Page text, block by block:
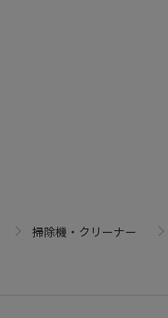
掃除機・クリーナー